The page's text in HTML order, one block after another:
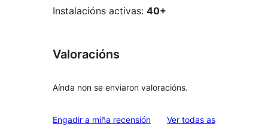
Instalacións activas: 40+
Valoracións
Aínda non se enviaron valoracións.
Engadir a miña recensión Ver todas asvaloracións